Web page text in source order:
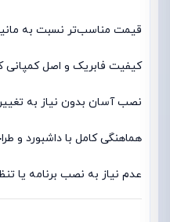
قیمت مناسب‌تر نسبت به
کیفیت فابریک و اصل کمپانی
نصب آسان بدون نیاز به
هماهنگی کامل با داشبورد و
عدم نیاز به نصب برنامه یا